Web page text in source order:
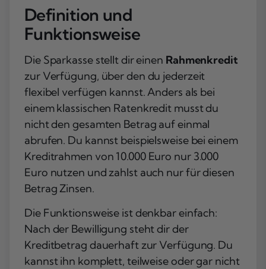
Definition und
Funktionsweise
Die Sparkasse stellt dir einen Rahmenkredit
zur Verfügung, über den du jederzeit
flexibel verfügen kannst. Anders als bei
einem klassischen Ratenkredit musst du
nicht den gesamten Betrag auf einmal
abrufen. Du kannst beispielsweise bei einem
Kreditrahmen von 10.000 Euro nur 3.000
Euro nutzen und zahlst auch nur für diesen
Betrag Zinsen.
Die Funktionsweise ist denkbar einfach:
Nach der Bewilligung steht dir der
Kreditbetrag dauerhaft zur Verfügung. Du
kannst ihn komplett, teilweise oder gar nicht